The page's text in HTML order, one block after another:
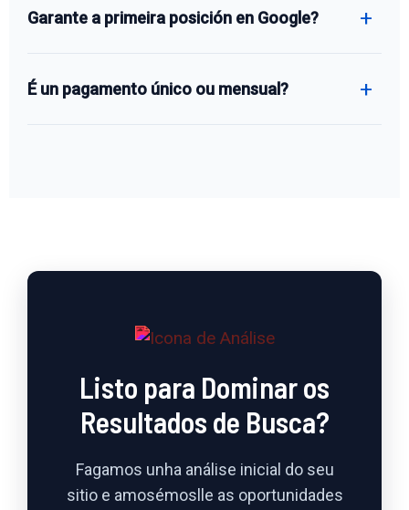
Garante a primeira posición en Google?
É un pagamento único ou mensual?
Listo para Dominar os
Resultados de Busca?
Fagamos unha análise inicial do seu
sitio e amosémoslle as oportunidades